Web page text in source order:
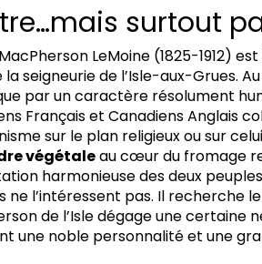
surtout
LeMoine (1825-1912)
seigneurie de l’Isle-aux-Grues.
par un caractère résolument
Français et Canadiens Anglais
sur le plan religieux ou sur
végétaleau cœur du fromage
harmonieuse des deux
ne l’intéressent pas. Il recherche
de l’Isle dégage une certaine
une noble personnalité et une